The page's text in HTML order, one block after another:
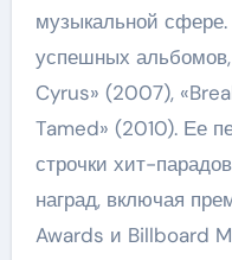
музыкальной
успешных
Cyrus» (2007),
Tamed» (2010). Ее
строчки хит-
наград, включая
Awards и Billboard